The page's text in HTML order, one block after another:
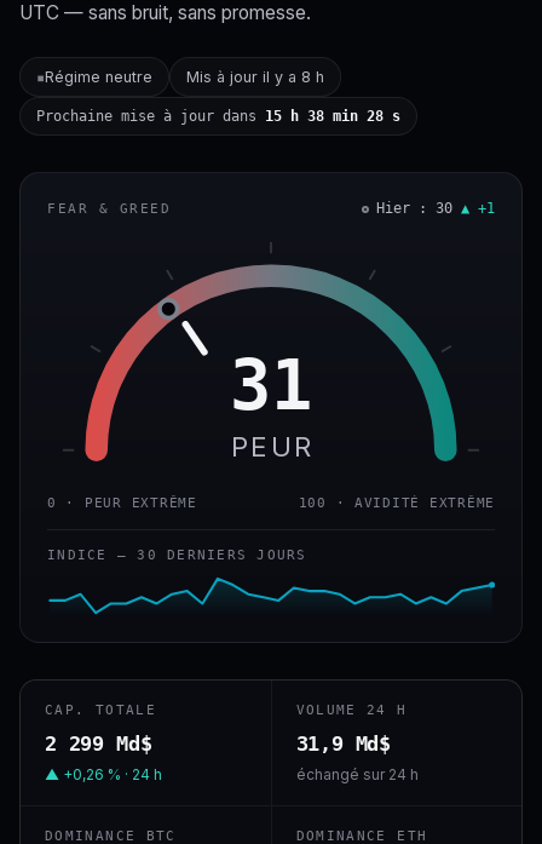
UTC — sans bruit, sans promesse.
▪Régime neutre Mis à jour il y a 8 h
Prochaine mise à jour dans 15 h 38 min 27 s
FEAR & GREED Hier : 30 ▲ +1
31
PEUR
0 · PEUR EXTRÊME 100 · AVIDITÉ EXTRÊME
INDICE — 30 DERNIERS JOURS
CAP. TOTALE
2 299 Md$
▲ +0,26 % · 24 h
VOLUME 24 H
31,9 Md$
échangé sur 24 h
DOMINANCE BTC DOMINANCE ETH